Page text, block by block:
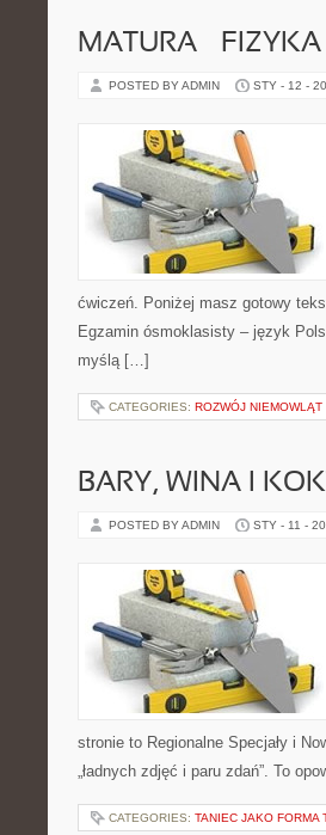
MATURA – FIZYKA
POSTED BY ADMIN STY - 12 -
ćwiczeń. Poniżej masz gotowy
Egzamin ósmoklasisty – język
myślą […]
CATEGORIES: ROZWÓJ NIEMOWLĄT
BARY, WINA I
POSTED BY ADMIN STY - 11 -
stronie to Regionalne Specjały i
„ładnych zdjęć i paru zdań”. To
CATEGORIES: TANIEC JAKO FORMA